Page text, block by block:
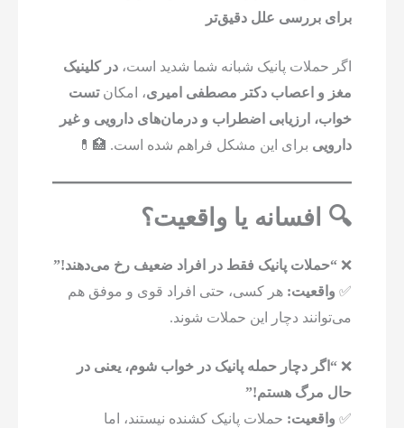
برای بررسی علل دقیق‌تر
اگر حملات پانیک شبانه شما شدید است،در کلینیک
مغز و اعصاب دکتر مصطفی امیری، امکانتست
خواب، ارزیابی اضطراب و درمان‌های دارویی و غیر
دارویی برای این مشکل فراهم شده است. 🏥💊
🔍 افسانه یا واقعیت؟
❌“حملات پانیک فقط در افراد ضعیف رخ می‌دهند!”
✅ واقعیت: هر کسی، حتی افراد قوی و موفق هم
می‌توانند دچار این حملات شوند.
❌“اگر دچار حمله پانیک در خواب شوم، یعنی در
حال مرگ هستم!”
✅ واقعیت: حملات پانیک کشنده نیستند، اما